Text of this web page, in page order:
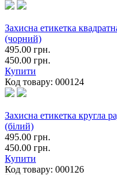
Захисна етикетка
(чорний)
495.00 грн.
450.00 грн.
Купити
Код товару: 000124
Захисна етикетка кругла
(білий)
495.00 грн.
450.00 грн.
Купити
Код товару: 000126